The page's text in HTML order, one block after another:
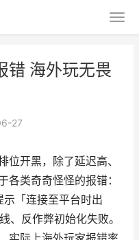
错 海外玩无畏
27
位开黑，除了延迟高、
各类奇奇怪怪的报错：
「连接至平台时出
、反作弊初始化失败。